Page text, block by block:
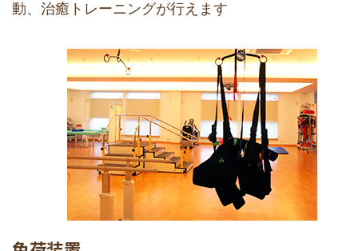
動、治癒トレーニングが行えます